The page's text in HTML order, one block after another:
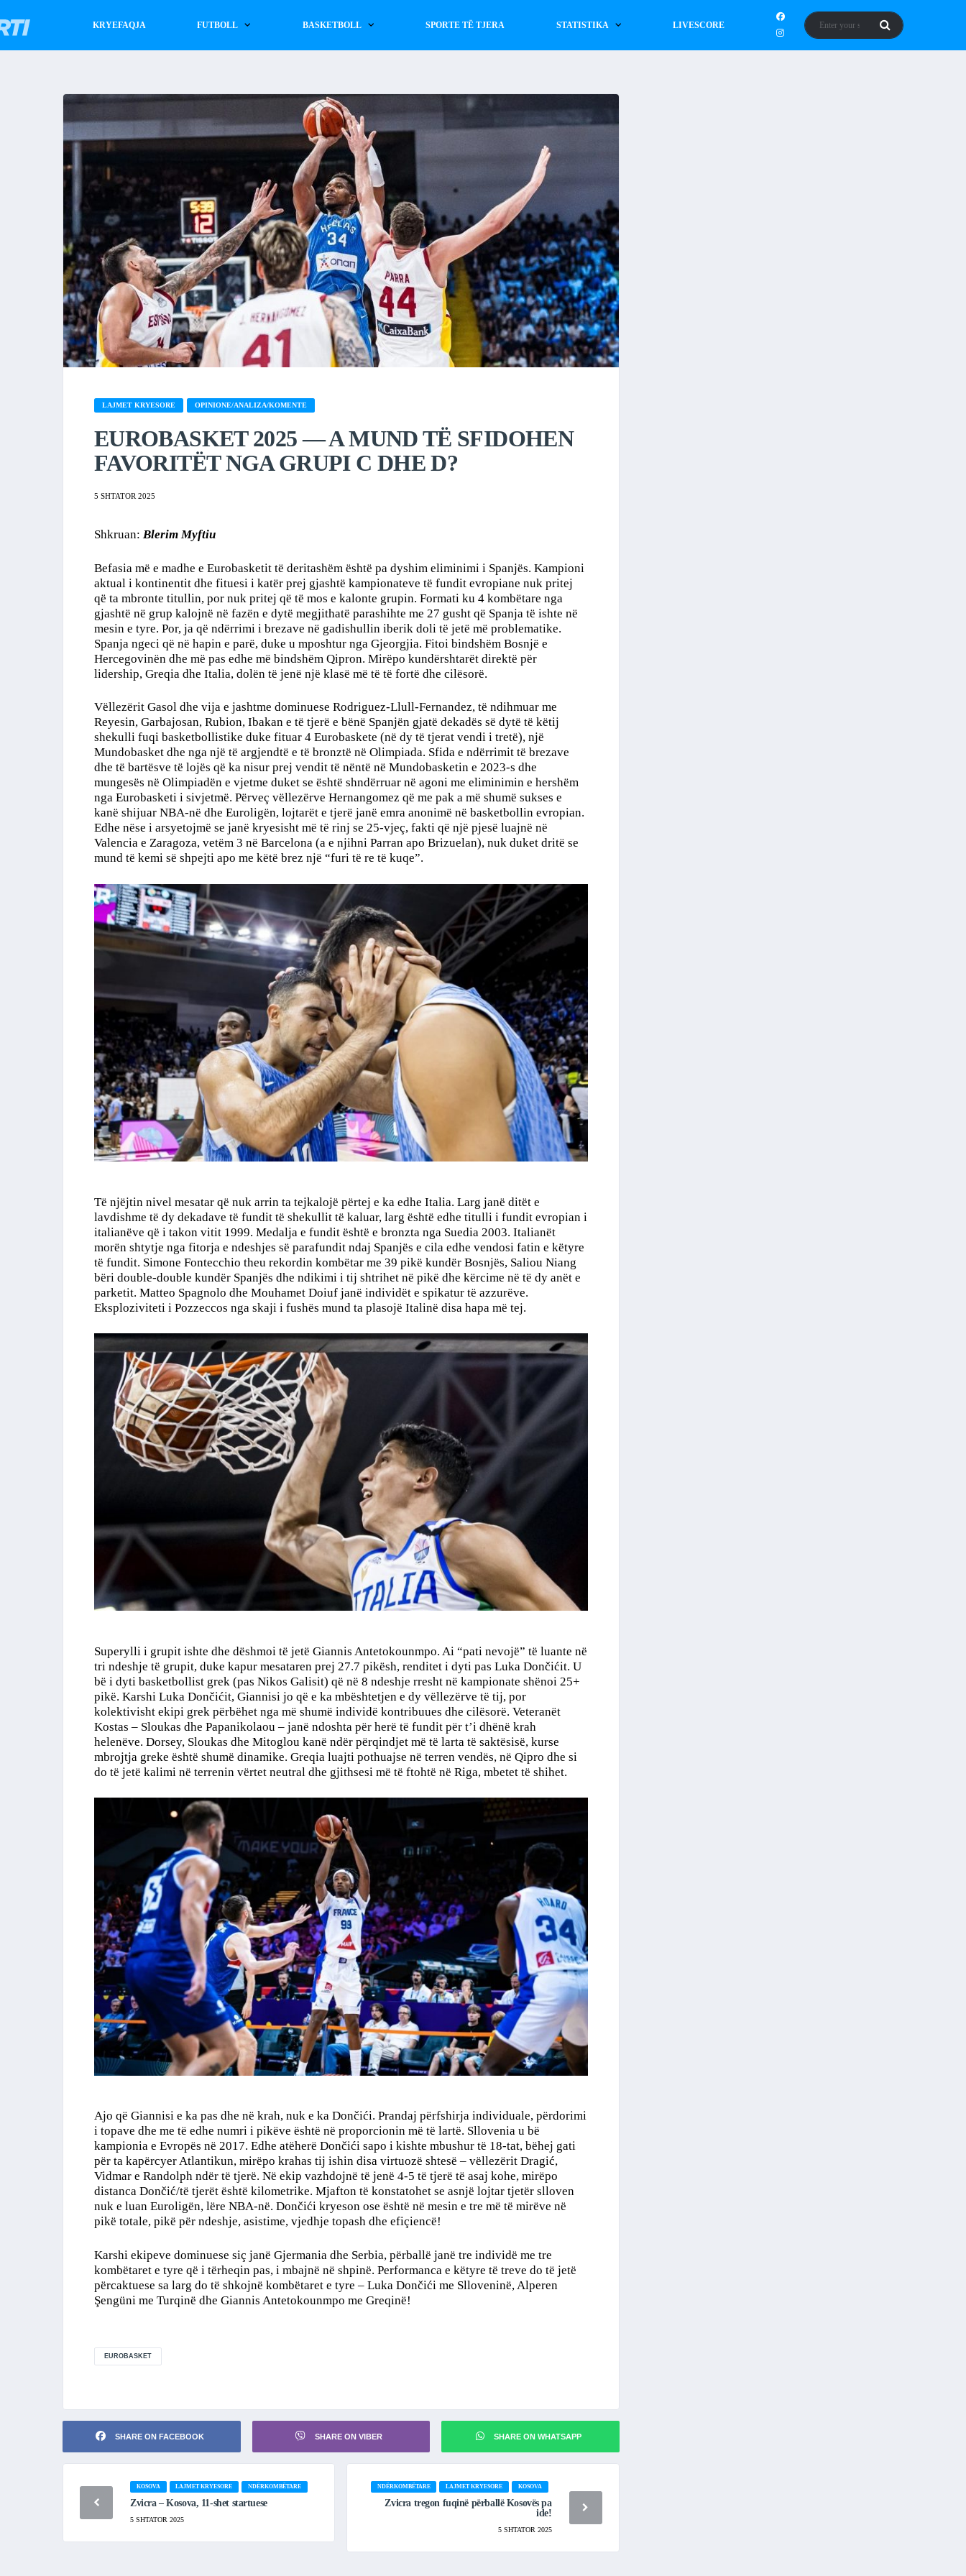
KRYEFAQJA FUTBOLL BASKETBOLL SPORTE TË TJERA STATISTIKA LIVESCORE
LAJMET KRYESORE OPINIONE/ANALIZA/KOMENTE
EUROBASKET 2025 — A MUND TË SFIDOHEN
FAVORITËT NGA GRUPI C DHE D?
5 SHTATOR 2025
Shkruan: Blerim Myftiu
Befasia më e madhe e Eurobasketit të deritashëm është pa dyshim eliminimi i Spanjës. Kampioni
aktual i kontinentit dhe fituesi i katër prej gjashtë kampionateve të fundit evropiane nuk pritej
që ta mbronte titullin, por nuk pritej që të mos e kalonte grupin. Formati ku 4 kombëtare nga
gjashtë në grup kalojnë në fazën e dytë megjithatë parashihte me 27 gusht që Spanja të ishte në
mesin e tyre. Por, ja që ndërrimi i brezave në gadishullin iberik doli të jetë më problematike.
Spanja ngeci që në hapin e parë, duke u mposhtur nga Gjeorgjia. Fitoi bindshëm Bosnjë e
Hercegovinën dhe më pas edhe më bindshëm Qipron. Mirëpo kundërshtarët direktë për
lidership, Greqia dhe Italia, dolën të jenë një klasë më të të fortë dhe cilësorë.
Vëllezërit Gasol dhe vija e jashtme dominuese Rodriguez-Llull-Fernandez, të ndihmuar me
Reyesin, Garbajosan, Rubion, Ibakan e të tjerë e bënë Spanjën gjatë dekadës së dytë të këtij
shekulli fuqi basketbollistike duke fituar 4 Eurobaskete (në dy të tjerat vendi i tretë), një
Mundobasket dhe nga një të argjendtë e të bronztë në Olimpiada. Sfida e ndërrimit të brezave
dhe të bartësve të lojës që ka nisur prej vendit të nëntë në Mundobasketin e 2023-s dhe
mungesës në Olimpiadën e vjetme duket se është shndërruar në agoni me eliminimin e hershëm
nga Eurobasketi i sivjetmë. Përveç vëllezërve Hernangomez që me pak a më shumë sukses e
kanë shijuar NBA-në dhe Euroligën, lojtarët e tjerë janë emra anonimë në basketbollin evropian.
Edhe nëse i arsyetojmë se janë kryesisht më të rinj se 25-vjeç, fakti që një pjesë luajnë në
Valencia e Zaragoza, vetëm 3 në Barcelona (a e njihni Parran apo Brizuelan), nuk duket dritë se
mund të kemi së shpejti apo me këtë brez një “furi të re të kuqe”.
Të njëjtin nivel mesatar që nuk arrin ta tejkalojë përtej e ka edhe Italia. Larg janë ditët e
lavdishme të dy dekadave të fundit të shekullit të kaluar, larg është edhe titulli i fundit evropian i
italianëve që i takon vitit 1999. Medalja e fundit është e bronzta nga Suedia 2003. Italianët
morën shtytje nga fitorja e ndeshjes së parafundit ndaj Spanjës e cila edhe vendosi fatin e këtyre
të fundit. Simone Fontecchio theu rekordin kombëtar me 39 pikë kundër Bosnjës, Saliou Niang
bëri double-double kundër Spanjës dhe ndikimi i tij shtrihet në pikë dhe kërcime në të dy anët e
parketit. Matteo Spagnolo dhe Mouhamet Doiuf janë individët e spikatur të azzurëve.
Eksploziviteti i Pozzeccos nga skaji i fushës mund ta plasojë Italinë disa hapa më tej.
Superylli i grupit ishte dhe dëshmoi të jetë Giannis Antetokounmpo. Ai “pati nevojë” të luante në
tri ndeshje të grupit, duke kapur mesataren prej 27.7 pikësh, renditet i dyti pas Luka Dončićit. U
bë i dyti basketbollist grek (pas Nikos Galisit) që në 8 ndeshje rresht në kampionate shënoi 25+
pikë. Karshi Luka Dončićit, Giannisi jo që e ka mbështetjen e dy vëllezërve të tij, por
kolektivisht ekipi grek përbëhet nga më shumë individë kontribuues dhe cilësorë. Veteranët
Kostas – Sloukas dhe Papanikolaou – janë ndoshta për herë të fundit për t’i dhënë krah
helenëve. Dorsey, Sloukas dhe Mitoglou kanë ndër përqindjet më të larta të saktësisë, kurse
mbrojtja greke është shumë dinamike. Greqia luajti pothuajse në terren vendës, në Qipro dhe si
do të jetë kalimi në terrenin vërtet neutral dhe gjithsesi më të ftohtë në Riga, mbetet të shihet.
Ajo që Giannisi e ka pas dhe në krah, nuk e ka Dončići. Prandaj përfshirja individuale, përdorimi
i topave dhe me të edhe numri i pikëve është në proporcionin më të lartë. Sllovenia u bë
kampionia e Evropës në 2017. Edhe atëherë Dončići sapo i kishte mbushur të 18-tat, bëhej gati
për ta kapërcyer Atlantikun, mirëpo krahas tij ishin disa virtuozë shtesë – vëllezërit Dragić,
Vidmar e Randolph ndër të tjerë. Në ekip vazhdojnë të jenë 4-5 të tjerë të asaj kohe, mirëpo
distanca Dončić/të tjerët është kilometrike. Mjafton të konstatohet se asnjë lojtar tjetër slloven
nuk e luan Euroligën, lëre NBA-në. Dončići kryeson ose është në mesin e tre më të mirëve në
pikë totale, pikë për ndeshje, asistime, vjedhje topash dhe efiçiencë!
Karshi ekipeve dominuese siç janë Gjermania dhe Serbia, përballë janë tre individë me tre
kombëtaret e tyre që i tërheqin pas, i mbajnë në shpinë. Performanca e këtyre të treve do të jetë
përcaktuese sa larg do të shkojnë kombëtaret e tyre – Luka Dončići me Slloveninë, Alperen
Şengüni me Turqinë dhe Giannis Antetokounmpo me Greqinë!
EUROBASKET
SHARE ON FACEBOOK SHARE ON VIBER SHARE ON WHATSAPP
KOSOVA LAJMET KRYESORE NDËRKOMBËTARE
Zvicra – Kosova, 11-shet startuese
5 SHTATOR 2025
KOSOVA
LAJMET KRYESORE
NDËRKOMBËTARE
Zvicra tregon fuqinë përballë Kosovës pa
ide!
5 SHTATOR 2025